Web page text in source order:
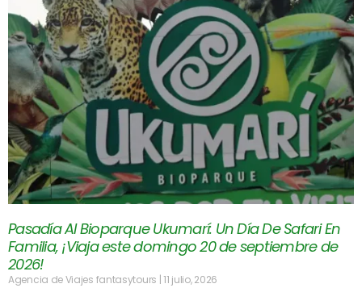
Pasadía Al Bioparque Ukumarí: Un Día De Safari En
Familia, ¡Viaja este domingo 20 de septiembre de
2026!
Agencia de Viajes fantasytours 11 julio, 2026